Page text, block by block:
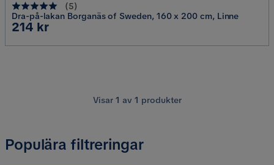
(5)
Dra-på-lakan Borganäs of Sweden, 160 x 200 cm, Linne
Pris
214 kr
Visar 1 av 1 produkter
Populära filtreringar